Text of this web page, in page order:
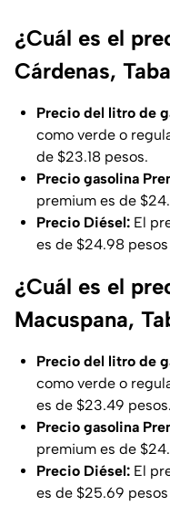
¿Cuál es el
Cárdenas,
Precio del litro de
como verde o
de $23.18 pesos.
Precio gasolina
premium es de
Precio Diésel: El
es de $24.98
¿Cuál es el
Macuspana,
Precio del litro de
como verde o
es de $23.49 pesos.
Precio gasolina
premium es de
Precio Diésel: El
es de $25.69